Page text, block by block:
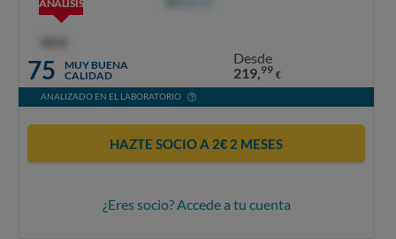
ANÁLISIS
75
MUY BUENA
CALIDAD
Desde
219,99 €
ANALIZADO EN EL LABORATORIO
HAZTE SOCIO A 2€ 2 MESES
¿Eres socio? Accede a tu cuenta